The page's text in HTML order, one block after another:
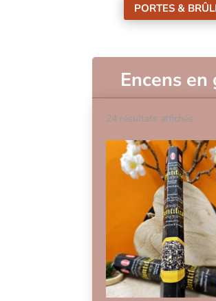
PORTES &
Encens
24 résultats affichés